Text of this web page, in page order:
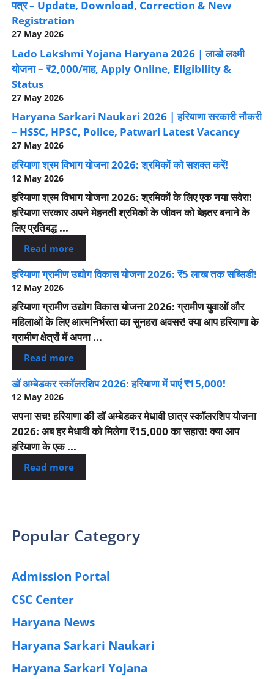
पत्र – Update, Download, Correction & New
Registration
27 May 2026
Lado Lakshmi Yojana Haryana 2026 | लाडो लक्ष्मी
योजना – ₹2,000/माह, Apply Online, Eligibility &
Status
27 May 2026
Haryana Sarkari Naukari 2026 | हरियाणा सरकारी नौकरी
– HSSC, HPSC, Police, Patwari Latest Vacancy
27 May 2026
हरियाणा श्रम विभाग योजना 2026: श्रमिकों को सशक्त करें!
12 May 2026
हरियाणा श्रम विभाग योजना 2026: श्रमिकों के लिए एक नया सवेरा!
हरियाणा सरकार अपने मेहनती श्रमिकों के जीवन को बेहतर बनाने के
लिए प्रतिबद्ध ...
Read more
हरियाणा ग्रामीण उद्योग विकास योजना 2026: ₹5 लाख तक सब्सिडी!
12 May 2026
हरियाणा ग्रामीण उद्योग विकास योजना 2026: ग्रामीण युवाओं और
महिलाओं के लिए आत्मनिर्भरता का सुनहरा अवसर! क्या आप हरियाणा के
ग्रामीण क्षेत्रों में अपना ...
Read more
डॉ अम्बेडकर स्कॉलरशिप 2026: हरियाणा में पाएं ₹15,000!
12 May 2026
सपना सच! हरियाणा की डॉ अम्बेडकर मेधावी छात्र स्कॉलरशिप योजना
2026: अब हर मेधावी को मिलेगा ₹15,000 का सहारा! क्या आप
हरियाणा के एक ...
Read more
Popular Category
Admission Portal
CSC Center
Haryana News
Haryana Sarkari Naukari
Haryana Sarkari Yojana